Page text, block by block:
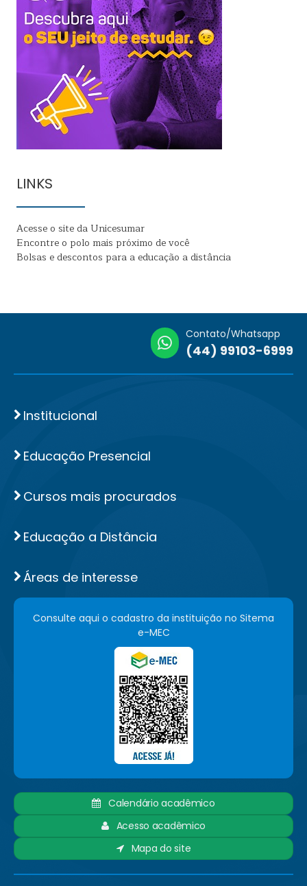
LINKS
Acesse o site da Unicesumar
Encontre o polo mais próximo de você
Bolsas e descontos para a educação a distância
Contato/Whatsapp
(44) 99103-6999
Institucional
Educação Presencial
Cursos mais procurados
Educação a Distância
Áreas de interesse
Consulte aqui o cadastro da instituição no Sitema
e-MEC
Calendário acadêmico
Acesso acadêmico
Mapa do site